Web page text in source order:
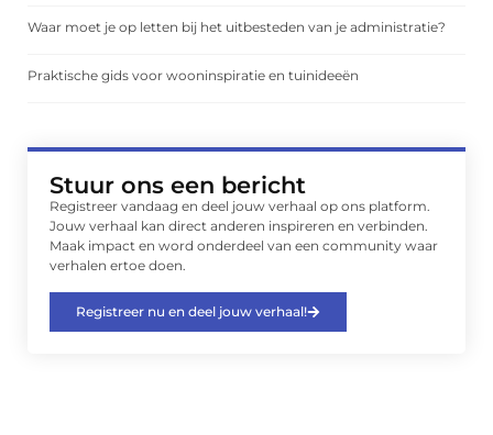
Waar moet je op letten bij het uitbesteden van je administratie?
Praktische gids voor wooninspiratie en tuinideeën
Stuur ons een bericht
Registreer vandaag en deel jouw verhaal op ons platform.
Jouw verhaal kan direct anderen inspireren en verbinden.
Maak impact en word onderdeel van een community waar
verhalen ertoe doen.
Registreer nu en deel jouw verhaal!